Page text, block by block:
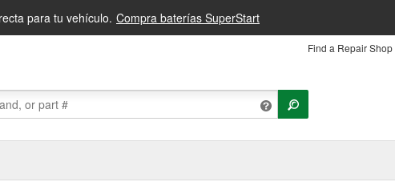
para tu vehículo. Compra baterías SuperStart
Find a Repair Shop